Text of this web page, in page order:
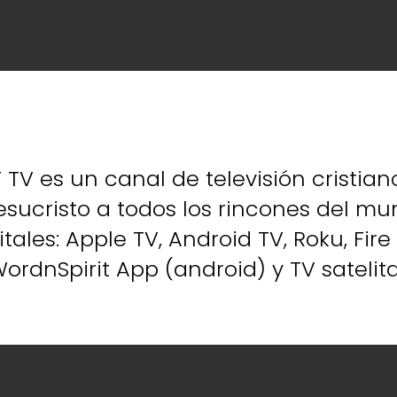
TV es un canal de televisión
a todos los rincones del
Apple TV, Android TV, Roku,
App (android) y TV